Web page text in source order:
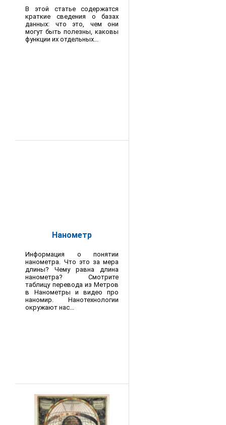
В этой статье содержатся
краткие сведения о базах
данных: что это, чем они
могут быть полезны, каковы
функции их отдельных...
Нанометр
Информация о понятии
нанометра. Что это за мера
длины? Чему равна длина
нанометра? Смотрите
таблицу перевода из Метров
в Нанометры и видео про
наномир. Нанотехнологии
окружают нас...